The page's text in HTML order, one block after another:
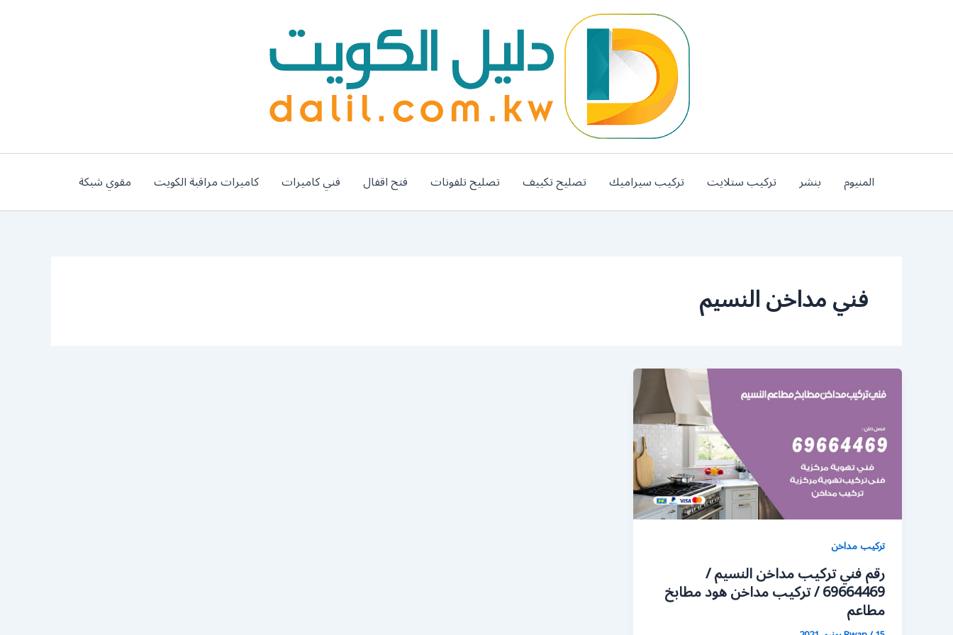
المنيوم بنشر تركيب ستلايت تركيب سيراميك تصليح تكييف تصليح تلفونات فتح اقفال فني كاميرات كاميرات مراقبة الكويت مقوي شبكة
فني مداخن النسيم
تركيب مداخن
رقم فني تركيب مداخن النسيم /
69664469 / تركيب مداخن هود مطابخ
مطاعم